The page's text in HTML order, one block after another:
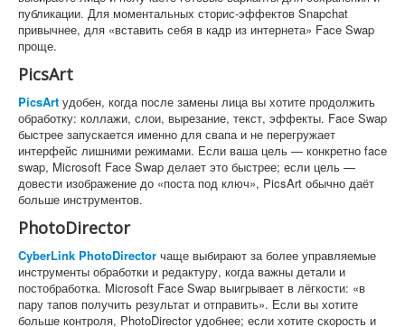
публикации. Для моментальных сторис-эффектов Snapchat
привычнее, для «вставить себя в кадр из интернета» Face Swap
проще.
PicsArt
PicsArt удобен, когда после замены лица вы хотите продолжить
обработку: коллажи, слои, вырезание, текст, эффекты. Face Swap
быстрее запускается именно для свапа и не перегружает
интерфейс лишними режимами. Если ваша цель — конкретно face
swap, Microsoft Face Swap делает это быстрее; если цель —
довести изображение до «поста под ключ», PicsArt обычно даёт
больше инструментов.
PhotoDirector
CyberLink PhotoDirector чаще выбирают за более управляемые
инструменты обработки и редактуру, когда важны детали и
постобработка. Microsoft Face Swap выигрывает в лёгкости: «в
пару тапов получить результат и отправить». Если вы хотите
больше контроля, PhotoDirector удобнее; если хотите скорость и